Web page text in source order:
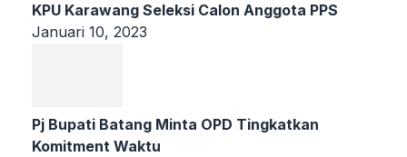
KPU Karawang Seleksi Calon Anggota PPS
Januari 10, 2023
Pj Bupati Batang Minta OPD Tingkatkan
Komitment Waktu